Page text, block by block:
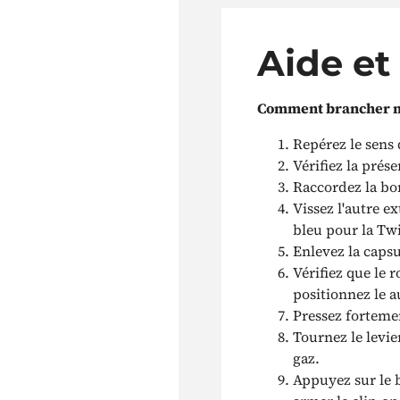
Aide et
Comment brancher
Repérez le
Vérifiez la
Raccordez la
Vissez l'autre
bleu pour la
Enlevez la
Vérifiez que le
positionnez le
Pressez
Tournez le
gaz.
Appuyez sur le